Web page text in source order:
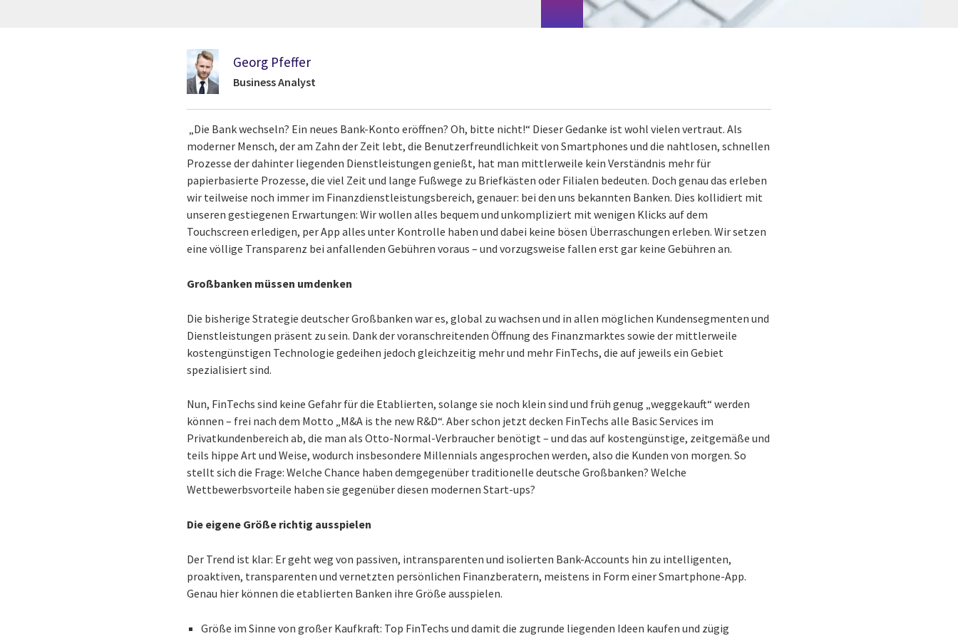
Georg Pfeffer
Business Analyst
„Die Bank wechseln? Ein neues Bank-Konto eröffnen? Oh, bitte nicht!“ Dieser Gedanke ist wohl vielen vertraut. Als
moderner Mensch, der am Zahn der Zeit lebt, die Benutzerfreundlichkeit von Smartphones und die nahtlosen, schnellen
Prozesse der dahinter liegenden Dienstleistungen genießt, hat man mittlerweile kein Verständnis mehr für
papierbasierte Prozesse, die viel Zeit und lange Fußwege zu Briefkästen oder Filialen bedeuten. Doch genau das erleben
wir teilweise noch immer im Finanzdienstleistungsbereich, genauer: bei den uns bekannten Banken. Dies kollidiert mit
unseren gestiegenen Erwartungen: Wir wollen alles bequem und unkompliziert mit wenigen Klicks auf dem
Touchscreen erledigen, per App alles unter Kontrolle haben und dabei keine bösen Überraschungen erleben. Wir setzen
eine völlige Transparenz bei anfallenden Gebühren voraus – und vorzugsweise fallen erst gar keine Gebühren an.
Großbanken müssen umdenken
Die bisherige Strategie deutscher Großbanken war es, global zu wachsen und in allen möglichen Kundensegmenten und
Dienstleistungen präsent zu sein. Dank der voranschreitenden Öffnung des Finanzmarktes sowie der mittlerweile
kostengünstigen Technologie gedeihen jedoch gleichzeitig mehr und mehr FinTechs, die auf jeweils ein Gebiet
spezialisiert sind.
Nun, FinTechs sind keine Gefahr für die Etablierten, solange sie noch klein sind und früh genug „weggekauft“ werden
können – frei nach dem Motto „M&A is the new R&D“. Aber schon jetzt decken FinTechs alle Basic Services im
Privatkundenbereich ab, die man als Otto-Normal-Verbraucher benötigt – und das auf kostengünstige, zeitgemäße und
teils hippe Art und Weise, wodurch insbesondere Millennials angesprochen werden, also die Kunden von morgen. So
stellt sich die Frage: Welche Chance haben demgegenüber traditionelle deutsche Großbanken? Welche
Wettbewerbsvorteile haben sie gegenüber diesen modernen Start-ups?
Die eigene Größe richtig ausspielen
Der Trend ist klar: Er geht weg von passiven, intransparenten und isolierten Bank-Accounts hin zu intelligenten,
proaktiven, transparenten und vernetzten persönlichen Finanzberatern, meistens in Form einer Smartphone-App.
Genau hier können die etablierten Banken ihre Größe ausspielen.
Größe im Sinne von großer Kaufkraft: Top FinTechs und damit die zugrunde liegenden Ideen kaufen und zügig